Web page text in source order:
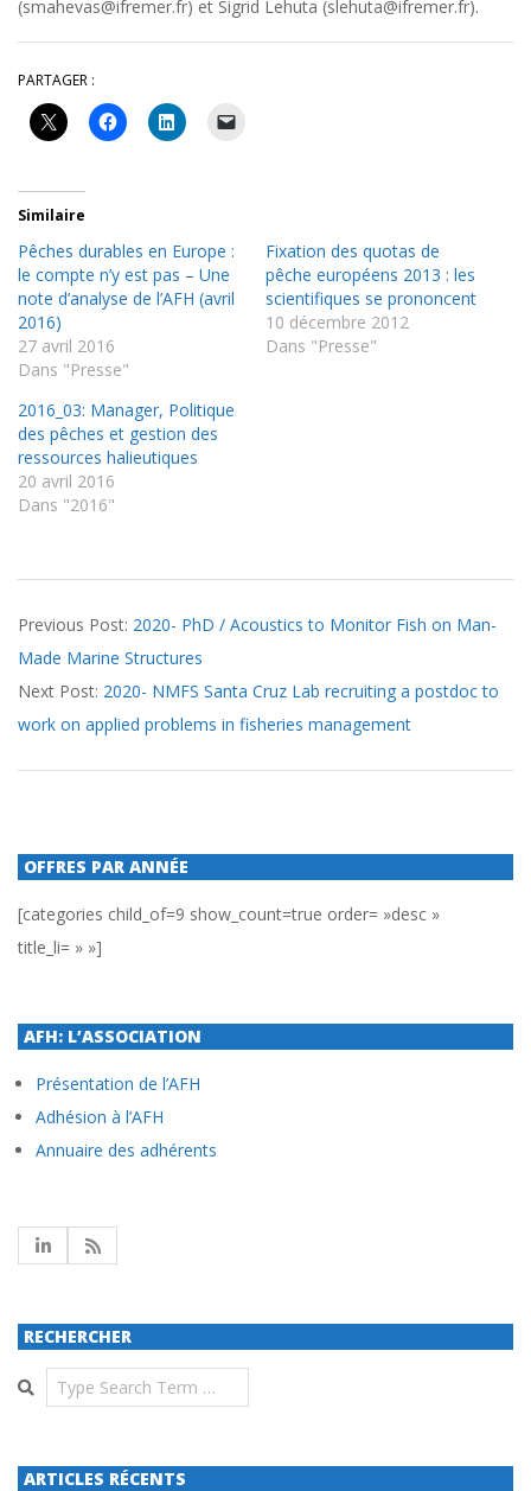
(smahevas@ifremer.fr) et Sigrid Lehuta (slehuta@ifremer.fr).
PARTAGER :
Similaire
Pêches durables en Europe :
le compte n’y est pas – Une
note d’analyse de l’AFH (avril
2016)
27 avril 2016
Dans "Presse"
Fixation des quotas de
pêche européens 2013 : les
scientifiques se prononcent
10 décembre 2012
Dans "Presse"
2016_03: Manager, Politique
des pêches et gestion des
ressources halieutiques
20 avril 2016
Dans "2016"
05-
28
Previous Post: 2020- PhD / Acoustics to Monitor Fish on Man-
Made Marine Structures
Next Post: 2020- NMFS Santa Cruz Lab recruiting a postdoc to
work on applied problems in fisheries management
OFFRES PAR ANNÉE
[categories child_of=9 show_count=true order= »desc »
title_li= » »]
AFH: L’ASSOCIATION
Présentation de l’AFH
Adhésion à l’AFH
Annuaire des adhérents
RECHERCHER
Search
ARTICLES RÉCENTS